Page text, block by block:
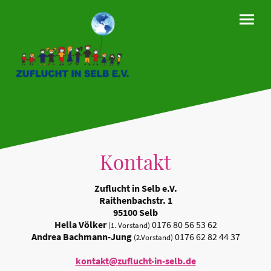
Kontakt
Zuflucht in Selb e.V.
Raithenbachstr. 1
95100 Selb
Hella Völker (1. Vorstand) 0176 80 56 53 62
Andrea Bachmann-Jung (2.Vorstand) 0176 62 82 44 37
kontakt@zuflucht-in-selb.de